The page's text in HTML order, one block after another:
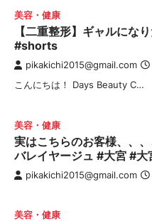
美容・健康
【二重整形】ギャルにな
#shorts
pikakichi2015@gmail.com
こんにちは！ Days Beauty C…
美容・健康
実はこちらのお客様、、
バレイヤージュ #大宮 #大
pikakichi2015@gmail.com
美容・健康